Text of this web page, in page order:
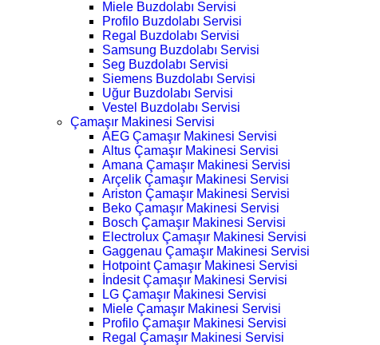
Miele Buzdolabı Servisi
Profilo Buzdolabı Servisi
Regal Buzdolabı Servisi
Samsung Buzdolabı Servisi
Seg Buzdolabı Servisi
Siemens Buzdolabı Servisi
Uğur Buzdolabı Servisi
Vestel Buzdolabı Servisi
Çamaşır Makinesi Servisi
AEG Çamaşır Makinesi Servisi
Altus Çamaşır Makinesi Servisi
Amana Çamaşır Makinesi Servisi
Arçelik Çamaşır Makinesi Servisi
Ariston Çamaşır Makinesi Servisi
Beko Çamaşır Makinesi Servisi
Bosch Çamaşır Makinesi Servisi
Electrolux Çamaşır Makinesi Servisi
Gaggenau Çamaşır Makinesi Servisi
Hotpoint Çamaşır Makinesi Servisi
İndesit Çamaşır Makinesi Servisi
LG Çamaşır Makinesi Servisi
Miele Çamaşır Makinesi Servisi
Profilo Çamaşır Makinesi Servisi
Regal Çamaşır Makinesi Servisi